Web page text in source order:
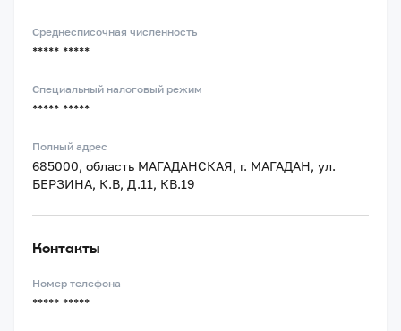
Среднесписочная численность
***** *****
Специальный налоговый режим
***** *****
Полный адрес
685000, область МАГАДАНСКАЯ, г. МАГАДАН, ул.
БЕРЗИНА, К.В, Д.11, КВ.19
Контакты
Номер телефона
***** *****